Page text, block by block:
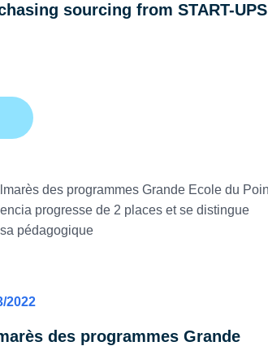
sourcing from START-UPS
2022
des programmes Grande